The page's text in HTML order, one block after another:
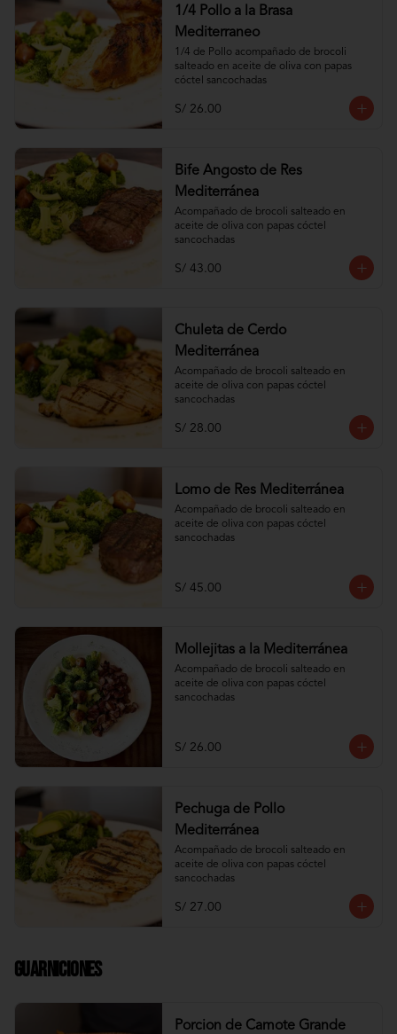
1/4 Pollo a la Brasa
Mediterraneo
1/4 de Pollo acompañado de brocoli
salteado en aceite de oliva con papas
cóctel sancochadas
S/ 26.00
Bife Angosto de Res
Mediterránea
Acompañado de brocoli salteado en
aceite de oliva con papas cóctel
sancochadas
S/ 43.00
Chuleta de Cerdo
Mediterránea
Acompañado de brocoli salteado en
aceite de oliva con papas cóctel
sancochadas
S/ 28.00
Lomo de Res Mediterránea
Acompañado de brocoli salteado en
aceite de oliva con papas cóctel
sancochadas
S/ 45.00
Mollejitas a la Mediterránea
Acompañado de brocoli salteado en
aceite de oliva con papas cóctel
sancochadas
S/ 26.00
Pechuga de Pollo
Mediterránea
Acompañado de brocoli salteado en
aceite de oliva con papas cóctel
sancochadas
S/ 27.00
Guarniciones
Porcion de Camote Grande